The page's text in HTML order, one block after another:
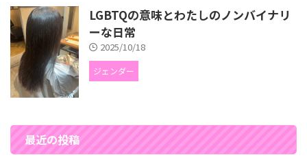
LGBTQの意味とわたしのノンバイナリ
ーな日常
2025/10/18
ジェンダー
最近の投稿